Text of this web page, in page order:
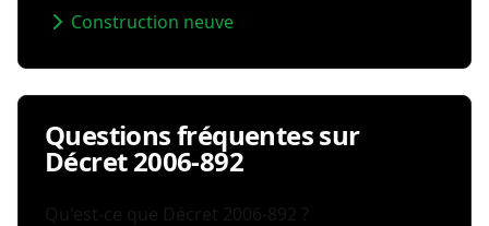
Construction neuve
Questions fréquentes sur
Décret 2006-892